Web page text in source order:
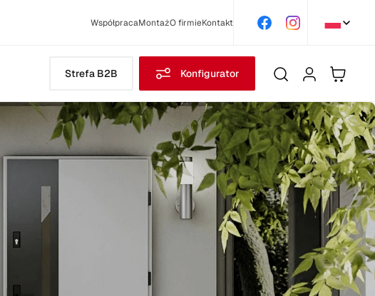
WspółpracaMontażO firmieKontakt
Strefa B2B Konfigurator